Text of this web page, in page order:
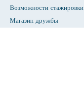
Возможности стажировки
Магазин дружбы